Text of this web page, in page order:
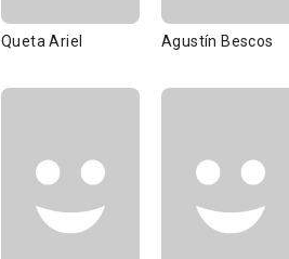
Queta Ariel Agustín Bescos